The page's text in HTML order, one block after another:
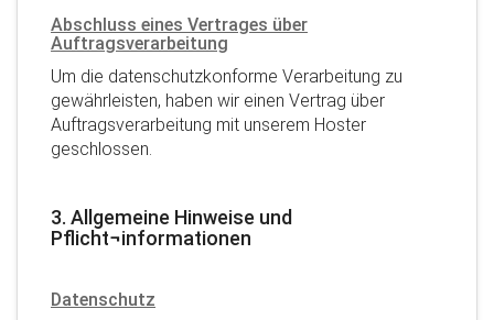
Abschluss eines Vertrages über
Auftragsverarbeitung
Um die datenschutzkonforme Verarbeitung zu
gewährleisten, haben wir einen Vertrag über
Auftragsverarbeitung mit unserem Hoster
geschlossen.
3. Allgemeine Hinweise und
Pflicht¬informationen
Datenschutz